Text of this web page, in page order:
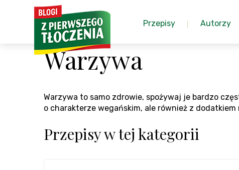
Przepisy Autorzy
Warzywa
Warzywa to samo zdrowie, spożywaj je bardzo
o charakterze wegańskim, ale również z dodatkiem
Przepisy w tej kategorii